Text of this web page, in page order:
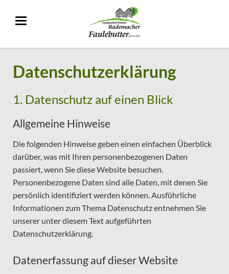
Datenschutzerklärung
1. Datenschutz auf einen Blick
Allgemeine Hinweise
Die folgenden Hinweise geben einen einfachen Überblick
darüber, was mit Ihren personenbezogenen Daten
passiert, wenn Sie diese Website besuchen.
Personenbezogene Daten sind alle Daten, mit denen Sie
persönlich identifiziert werden können. Ausführliche
Informationen zum Thema Datenschutz entnehmen Sie
unserer unter diesem Text aufgeführten
Datenschutzerklärung.
Datenerfassung auf dieser Website